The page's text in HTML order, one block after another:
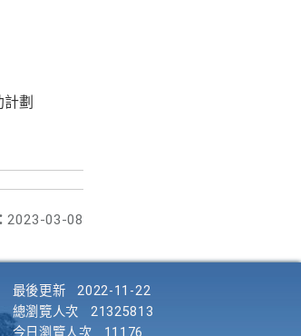
劃
2023-03-08
最後更新
2022-11-22
總瀏覽人次
21325813
今日瀏覽人次
11176